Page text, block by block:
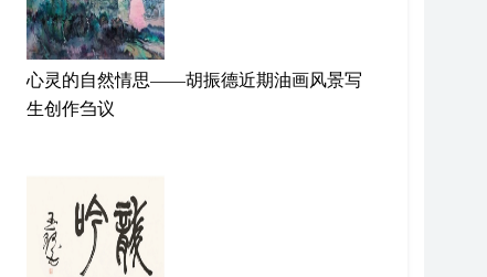
心灵的自然情思——胡振德近期油画风景写
生创作刍议